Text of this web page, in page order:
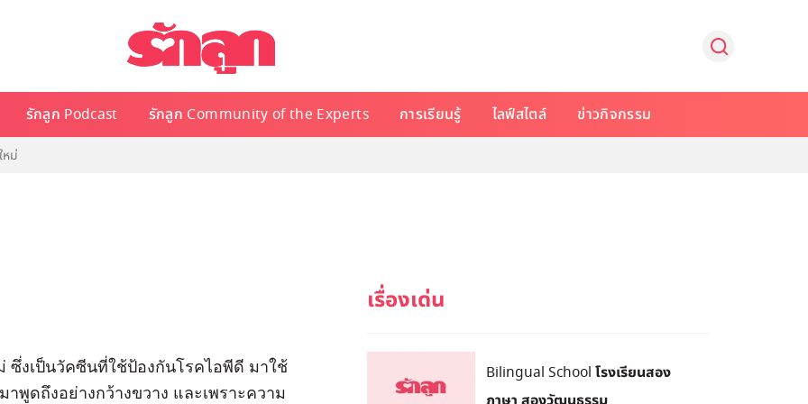
รักลูก Podcast รักลูก Community of the Experts การเรียนรู้ ไลฟ์สไตล์ ข่าวกิจกรรม
หม่
งเป็นวัคซีนที่ใช้ป้องกันโรคไอพีดี มาใช้
พูดถึงอย่างกว้างขวาง และเพราะความ
Bilingual School โรงเรียนสอง
ภาษา สองวัฒนธรรม